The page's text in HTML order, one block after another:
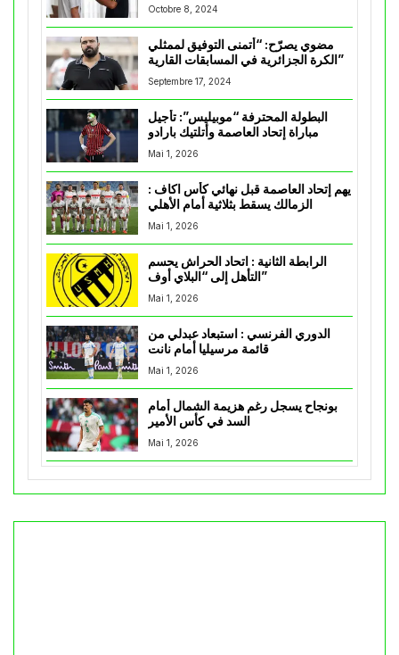
Octobre 8, 2024
مضوي يصرّح: “أتمنى التوفيق لممثلي
الكرة الجزائرية في المسابقات القارية”
Septembre 17, 2024
البطولة المحترفة “موبيليس”: تأجيل
مباراة إتحاد العاصمة وأتلتيك بارادو
Mai 1, 2026
يهم إتحاد العاصمة قبل نهائي كأس اكاف :
Mai 1, 2026
الرابطة الثانية : اتحاد الحراش يحسم
التأهل إلى “البلاي أوف”
Mai 1, 2026
الدوري الفرنسي : استبعاد عبدلي من
قائمة مرسيليا أمام نانت
Mai 1, 2026
بونجاح يسجل رغم هزيمة الشمال أمام
السد في كأس الأمير
Mai 1, 2026